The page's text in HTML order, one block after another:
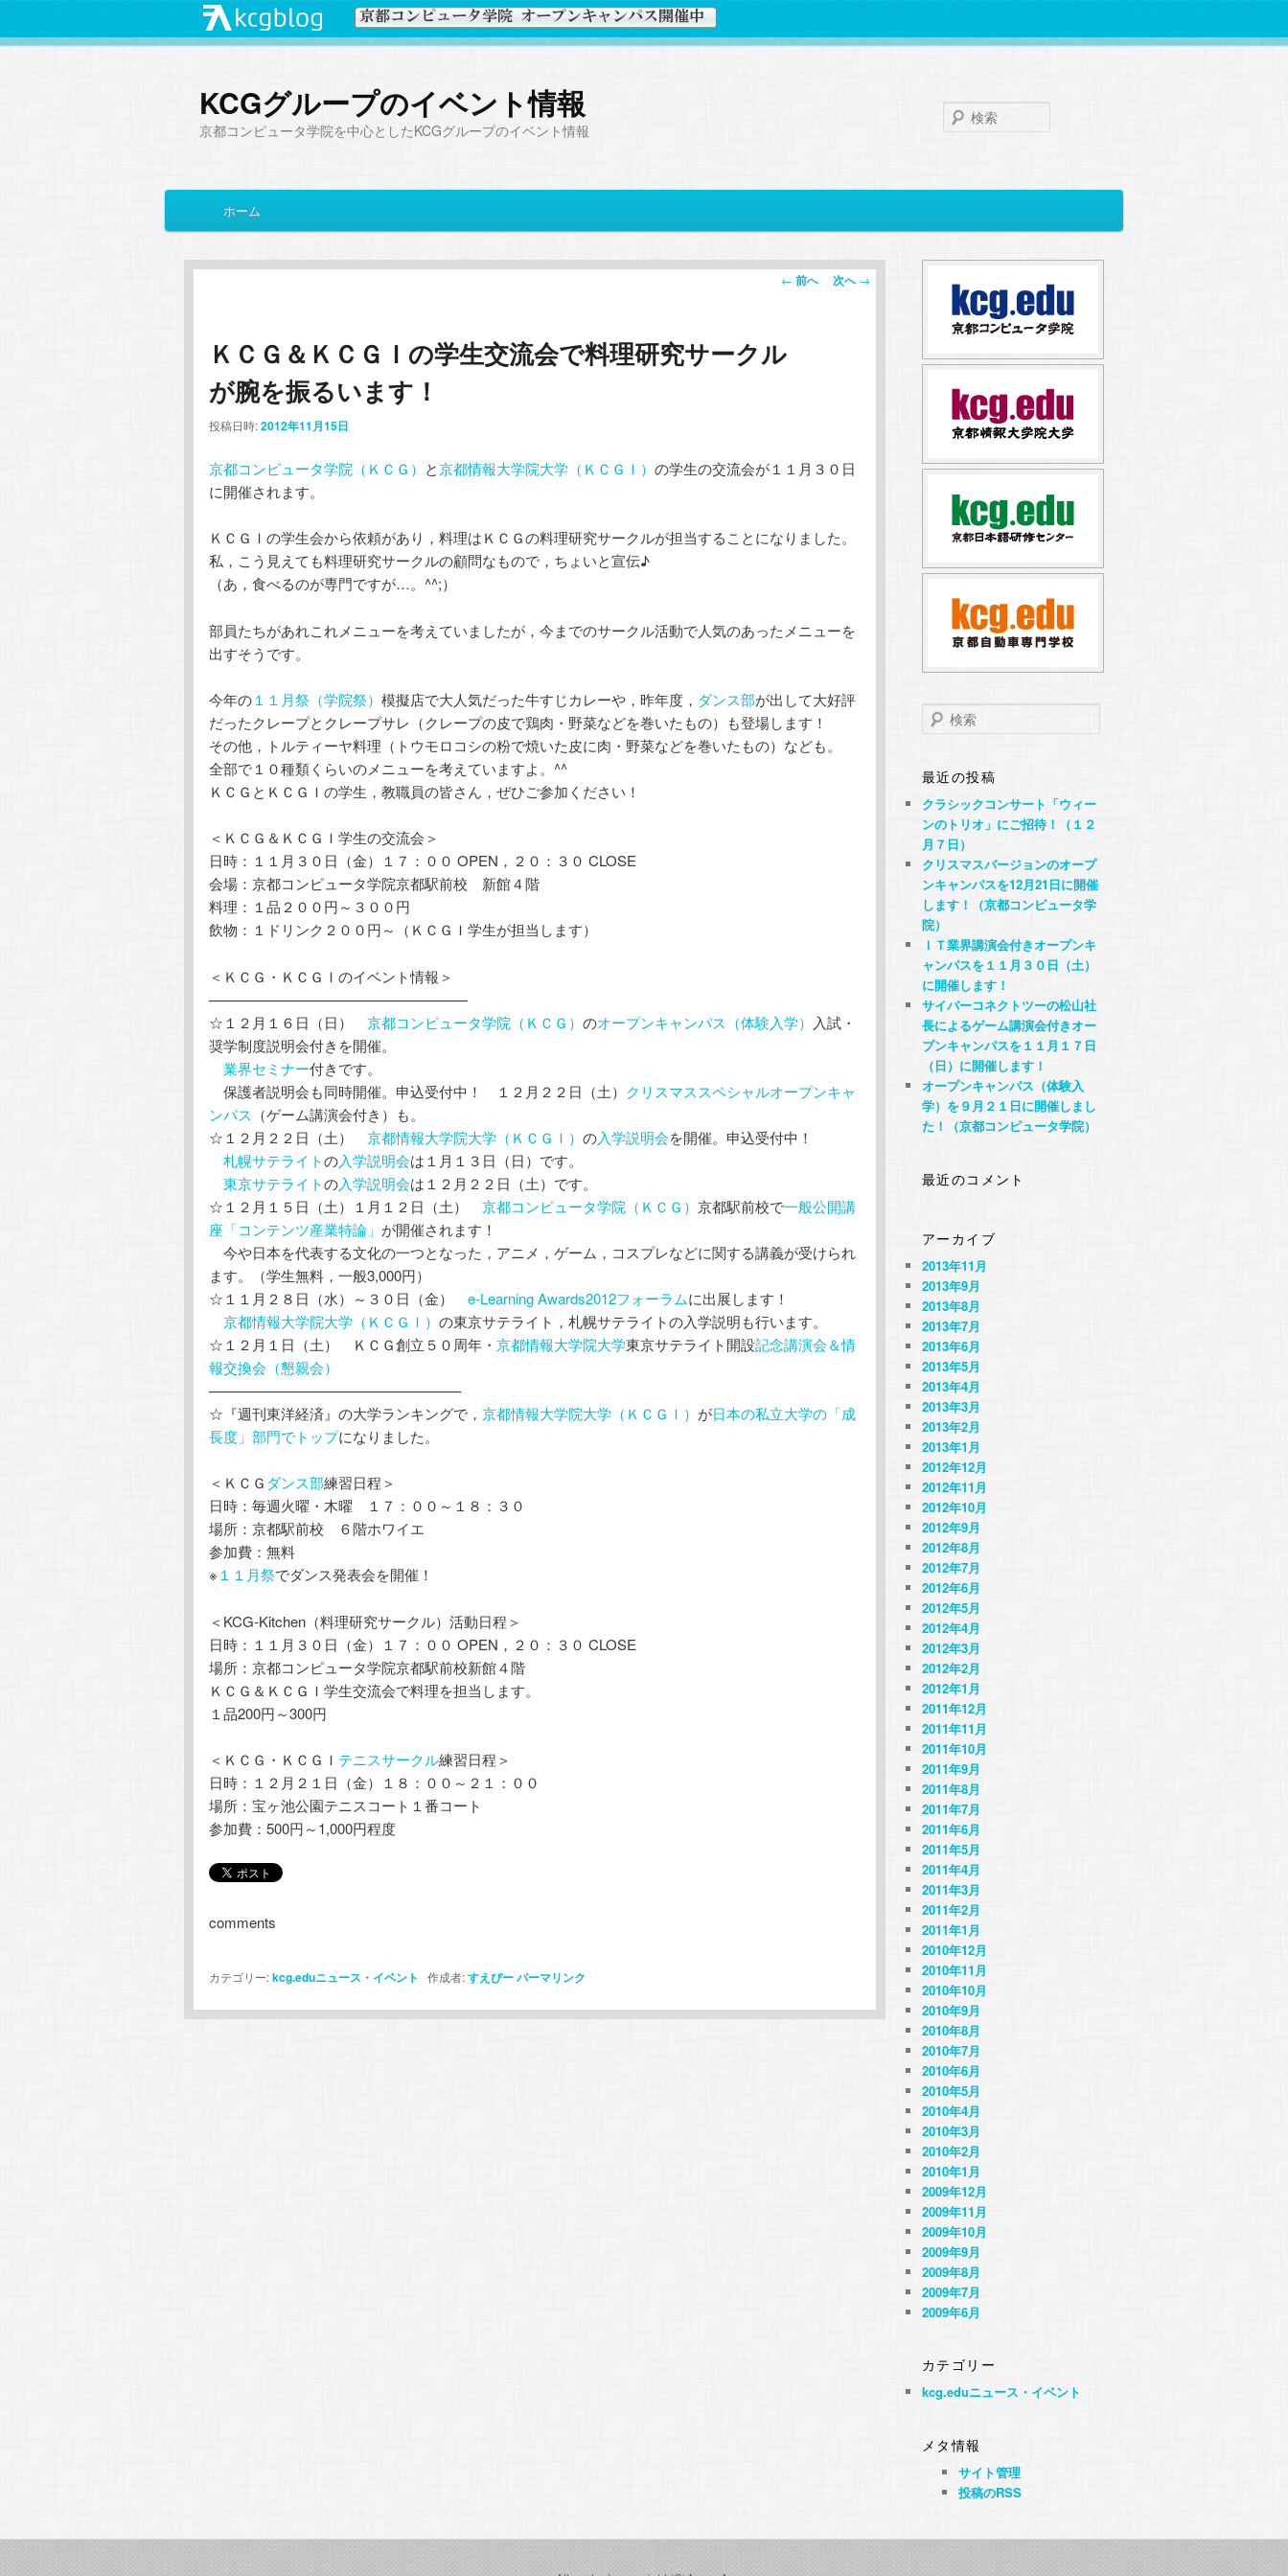
KCGグループのイベント情報
京都コンピュータ学院を中心としたKCGグループのイベント情報
イ
メ
イ
コ
ン
ン
ツ
へ
移
サ
ブ
ン
テ
ツ
へ
移
動
ホーム
投
ン
← 前へ 次へ→
ＫＣＧ＆ＫＣＧＩの学生交流会で料理研究サークル
が腕を振るいます！
投稿日時:2012年11月15日
京都コンピュータ学院（ＫＣＧ） と京都情報大学院大学（ＫＣＧＩ） の学生の交流会が１１月３０日
に開催されます。
ＫＣＧＩの学生会から依頼があり，料理はＫＣＧの料理研究サークルが担当することになりました。
私，こう見えても料理研究サークルの顧問なもので，ちょいと宣伝♪
（あ，食べるのが専門ですが…。^^;）
部員たちがあれこれメニューを考えていましたが，今までのサークル活動で人気のあったメニューを
出すそうです。
今年の１１月祭（学院祭） 模擬店で大人気だった牛すじカレーや，昨年度， ダンス部が出して大好評
だったクレープとクレープサレ（クレープの皮で鶏肉・野菜などを巻いたもの）も登場します！
その他，トルティーヤ料理（トウモロコシの粉で焼いた皮に肉・野菜などを巻いたもの）なども。
全部で１０種類くらいのメニューを考えていますよ。^^
ＫＣＧとＫＣＧＩの学生，教職員の皆さん，ぜひご参加ください！
＜ＫＣＧ＆ＫＣＧＩ学生の交流会＞
日時：１１月３０日（金）１７：００ OPEN，２０：３０ CLOSE
会場：京都コンピュータ学院京都駅前校 新館４階
料理：１品２００円～３００円
飲物：１ドリンク２００円～（ＫＣＧＩ学生が担当します）
＜ＫＣＧ・ＫＣＧＩのイベント情報＞
——————————————————
☆１２月１６日（日） 京都コンピュータ学院（ＫＣＧ） のオープンキャンパス（体験入学） 入試・
奨学制度説明会付きを開催。
業界セミナー付きです。
保護者説明会も同時開催。申込受付中！ １２月２２日（土） クリスマススペシャルオープンキャ
ンパス （ゲーム講演会付き）も。
☆１２月２２日（土） 京都情報大学院大学（ＫＣＧＩ） の入学説明会を開催。申込受付中！
札幌サテライトの入学説明会は１月１３日（日）です。
東京サテライトの入学説明会は１２月２２日（土）です。
☆１２月１５日（土）１月１２日（土） 京都コンピュータ学院（ＫＣＧ） 京都駅前校で一般公開講
座「コンテンツ産業特論」 が開催されます！
今や日本を代表する文化の一つとなった，アニメ，ゲーム，コスプレなどに関する講義が受けられ
ます。（学生無料，一般3,000円）
☆１１月２８日（水）～３０日（金） e-Learning Awards2012フォーラムに出展します！
京都情報大学院大学（ＫＣＧＩ） の東京サテライト，札幌サテライトの入学説明も行います。
☆１２月１日（土） ＫＣＧ創立５０周年・ 京都情報大学院大学東京サテライト開設記念講演会＆情
報交換会（懇親会）
—————————————————–
☆『週刊東洋経済』の大学ランキングで， 京都情報大学院大学（ＫＣＧＩ） が日本の私立大学の「成
長度」部門でトップになりました。
＜ＫＣＧ ダンス部練習日程＞
日時：毎週火曜・木曜 １７：００～１８：３０
場所：京都駅前校 ６階ホワイエ
参加費：無料
※１１月祭でダンス発表会を開催！
＜KCG-Kitchen（料理研究サークル）活動日程＞
日時：１１月３０日（金）１７：００ OPEN，２０：３０ CLOSE
場所：京都コンピュータ学院京都駅前校新館４階
ＫＣＧ＆ＫＣＧＩ学生交流会で料理を担当します。
１品200円～300円
＜ＫＣＧ・ＫＣＧＩ テニスサークル練習日程＞
日時：１２月２１日（金）１８：００～２１：００
場所：宝ヶ池公園テニスコート１番コート
参加費：500円～1,000円程度
comments
カテゴリー:kcg.eduニュース・イベント 作成者:すえぴーパーマリンク
検
索
最近の投稿
クラシックコンサート「ウィー
ンのトリオ」にご招待！（１２
月７日）
クリスマスバージョンのオープ
ンキャンパスを12月21日に開催
します！（京都コンピュータ学
院）
ＩＴ業界講演会付きオープンキ
ャンパスを１１月３０日（土）
に開催します！
サイバーコネクトツーの松山社
長によるゲーム講演会付きオー
プンキャンパスを１１月１７日
（日）に開催します！
オープンキャンパス（体験入
学）を９月２１日に開催しまし
た！（京都コンピュータ学院）
最近のコメント
アーカイブ
2013年11月
2013年9月
2013年8月
2013年7月
2013年6月
2013年5月
2013年4月
2013年3月
2013年2月
2013年1月
2012年12月
2012年11月
2012年10月
2012年9月
2012年8月
2012年7月
2012年6月
2012年5月
2012年4月
2012年3月
2012年2月
2012年1月
2011年12月
2011年11月
2011年10月
2011年9月
2011年8月
2011年7月
2011年6月
2011年5月
2011年4月
2011年3月
2011年2月
2011年1月
2010年12月
2010年11月
2010年10月
2010年9月
2010年8月
2010年7月
2010年6月
2010年5月
2010年4月
2010年3月
2010年2月
2010年1月
2009年12月
2009年11月
2009年10月
2009年9月
2009年8月
2009年7月
2009年6月
カテゴリー
kcg.eduニュース・イベント
メタ情報
サイト管理
投稿のRSS